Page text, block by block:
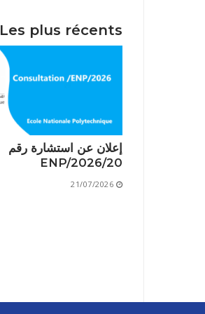
Les plus récents
إعلان عن استشارة رقم
20/ENP/2026
21/07/2026